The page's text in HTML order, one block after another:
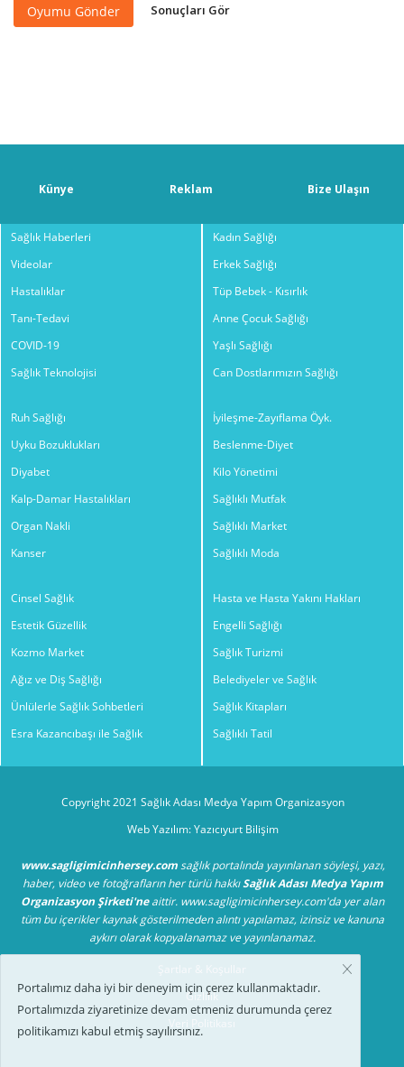
Oyumu Gönder Sonuçları Gör
Künye Reklam Bize Ulaşın
Sağlık Haberleri
Videolar
Hastalıklar
Tanı-Tedavi
COVID-19
Sağlık Teknolojisi
Kadın Sağlığı
Erkek Sağlığı
Tüp Bebek - Kısırlık
Anne Çocuk Sağlığı
Yaşlı Sağlığı
Can Dostlarımızın Sağlığı
Ruh Sağlığı
Uyku Bozuklukları
Diyabet
Kalp-Damar Hastalıkları
Organ Nakli
Kanser
İyileşme-Zayıflama Öyk.
Beslenme-Diyet
Kilo Yönetimi
Sağlıklı Mutfak
Sağlıklı Market
Sağlıklı Moda
Cinsel Sağlık
Estetik Güzellik
Kozmo Market
Ağız ve Diş Sağlığı
Ünlülerle Sağlık Sohbetleri
Esra Kazancıbaşı ile Sağlık
Hasta ve Hasta Yakını Hakları
Engelli Sağlığı
Sağlık Turizmi
Belediyeler ve Sağlık
Sağlık Kitapları
Sağlıklı Tatil
Copyright 2021 Sağlık Adası Medya Yapım Organizasyon
Web Yazılım: Yazıcıyurt Bilişim
www.sagligimicinhersey.comsağlık portalında yayınlanan söyleşi, yazı,
haber, video ve fotoğrafların her türlü hakkıSağlık Adası Medya Yapım
Organizasyon Şirketi'neaittir. www.sagligimicinhersey.com'da yer alan
tüm bu içerikler kaynak gösterilmeden alıntı yapılamaz, izinsiz ve kanuna
aykırı olarak kopyalanamaz ve yayınlanamaz.
Gizlilik
Veri Politikası
Portalımız daha iyi bir deneyim için çerez kullanmaktadır.
Portalımızda ziyaretinize devam etmeniz durumunda çerez
politikamızı kabul etmiş sayılırsınız.